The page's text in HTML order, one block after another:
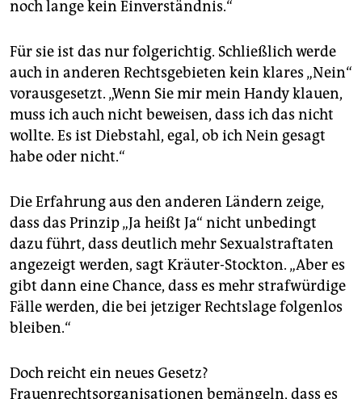
noch lange kein Einverständnis.“
Für sie ist das nur folgerichtig. Schließlich werde
auch in anderen Rechtsgebieten kein klares „Nein“
vorausgesetzt. „Wenn Sie mir mein Handy klauen,
muss ich auch nicht beweisen, dass ich das nicht
wollte. Es ist Diebstahl, egal, ob ich Nein gesagt
habe oder nicht.“
Die Erfahrung aus den anderen Ländern zeige,
dass das Prinzip „Ja heißt Ja“ nicht unbedingt
dazu führt, dass deutlich mehr Sexualstraftaten
angezeigt werden, sagt Kräuter-Stockton. „Aber es
gibt dann eine Chance, dass es mehr strafwürdige
Fälle werden, die bei jetziger Rechtslage folgenlos
bleiben.“
Doch reicht ein neues Gesetz?
Frauenrechtsorganisationen bemängeln, dass es